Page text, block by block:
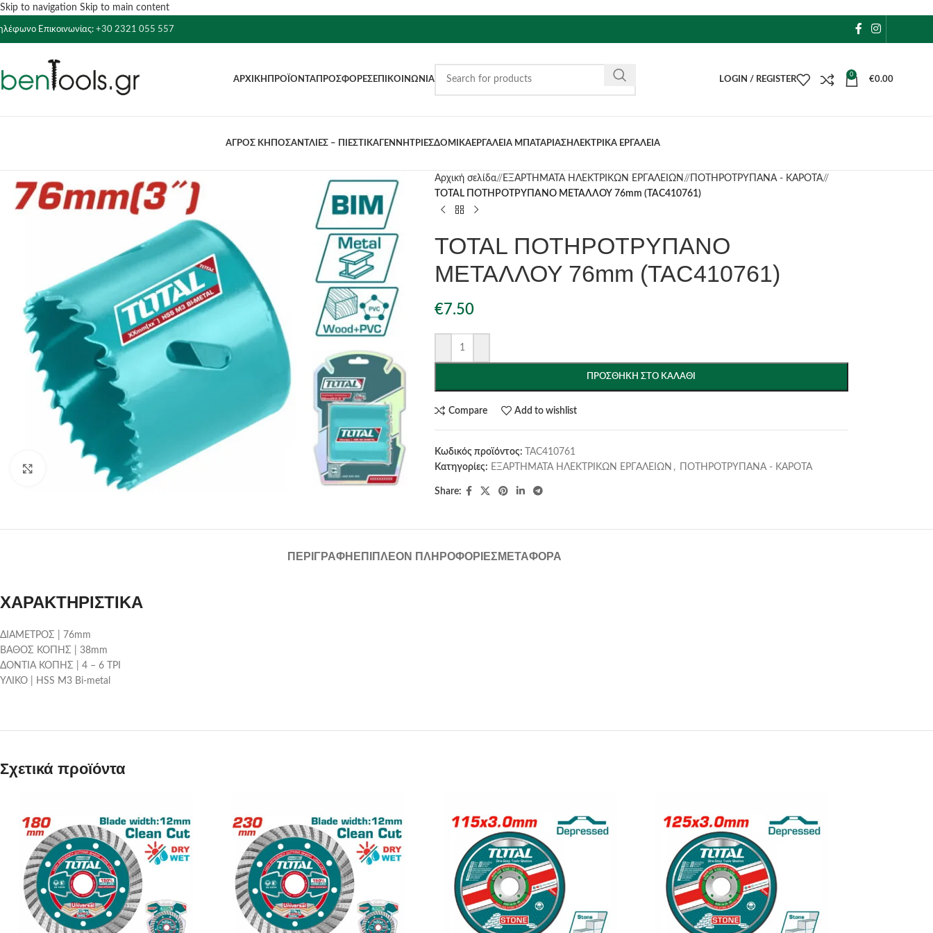
Skip to navigation Skip to main content
Επικοινωνίας: +30 2321 055 557
ΑΡΧΙΚΉ ΠΡΟΪΌΝΤΑ ΠΡΟΣΦΟΡΈΣΕΠΙΚΟΙΝΩΝΊΑ LOGIN / REGISTER
0
€0.00
ΑΓΡΟΣ ΚΗΠΟΣΑΝΤΛΙΕΣ – ΠΙΕΣΤΙΚΑ ΓΕΝΝΗΤΡΙΕΣΔΟΜΙΚΑΕΡΓΑΛΕΙΑ ΜΠΑΤΑΡΙΑΣΗΛΕΚΤΡΙΚΑ ΕΡΓΑΛΕΙΑ
Click to enlarge
Αρχική σελίδα/ ΕΞΑΡΤΗΜΑΤΑ ΗΛΕΚΤΡΙΚΩΝ ΕΡΓΑΛΕΙΩΝ / ΠΟΤΗΡΟΤΡΥΠΑΝΑ - ΚΑΡΟΤΑ/
TOTAL ΠΟΤΗΡΟΤΡΥΠΑΝΟ ΜΕΤΑΛΛΟΥ 76mm (TAC410761)
TOTAL ΠΟΤΗΡΟΤΡΥΠΑΝΟ
ΜΕΤΑΛΛΟΥ 76mm (TAC410761)
€7.50
ΠΡΟΣΘΉΚΗ ΣΤΟ ΚΑΛΆΘΙ
Compare Add to wishlist
Κωδικός προϊόντος:
TAC410761
Κατηγορίες: ΕΞΑΡΤΗΜΑΤΑ ΗΛΕΚΤΡΙΚΩΝ ΕΡΓΑΛΕΙΩΝ , ΠΟΤΗΡΟΤΡΥΠΑΝΑ - ΚΑΡΟΤΑ
Share:
ΠΕΡΙΓΡΑΦΉ ΕΠΙΠΛΈΟΝ ΠΛΗΡΟΦΟΡΊΕΣ ΜΕΤΑΦΟΡΆ
ΧΑΡΑΚΤΗΡΙΣΤΙΚΑ
ΔΙΑΜΕΤΡΟΣ | 76mm
ΒΑΘΟΣ ΚΟΠΗΣ | 38mm
ΔΟΝΤΙΑ ΚΟΠΗΣ | 4 – 6 ΤΡΙ
ΥΛΙΚΟ | HSS M3 Bi-metal
Σχετικά προϊόντα